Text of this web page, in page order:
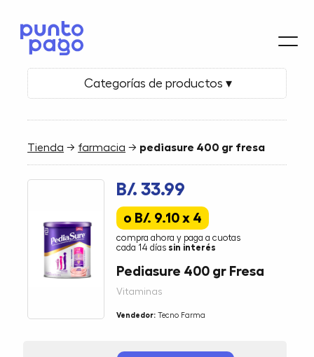
Categorías de productos ▾
Tienda → farmacia → pediasure 400 gr fresa
B/. 33.99
o B/. 9.10 x 4
compra ahora y paga a cuotas
cada 14 días sin interés
Pediasure 400 gr Fresa
Vitaminas
Vendedor: Tecno Farma